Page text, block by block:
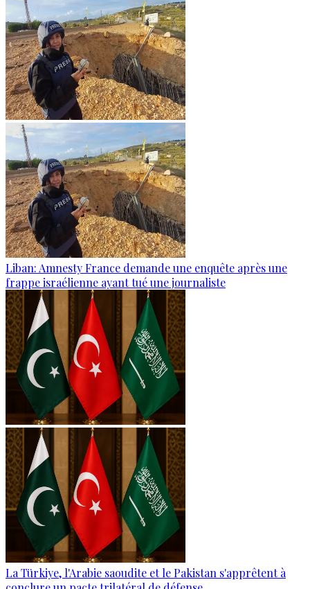
Liban: Amnesty France demande une enquête après une
frappe israélienne ayant tué une journaliste
La Türkiye, l'Arabie saoudite et le Pakistan s'apprêtent à